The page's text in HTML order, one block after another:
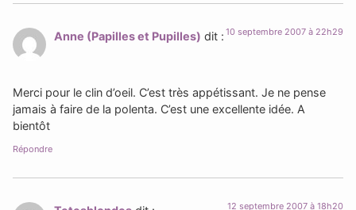
Anne (Papilles et Pupilles) dit : 10 septembre 2007 à 22h29
Merci pour le clin d’oeil. C’est très appétissant. Je ne pense
jamais à faire de la polenta. C’est une excellente idée. A
bientôt
Répondre
12 septembre 2007 à 18h20